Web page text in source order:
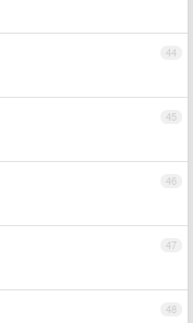
44
45
46
47
48